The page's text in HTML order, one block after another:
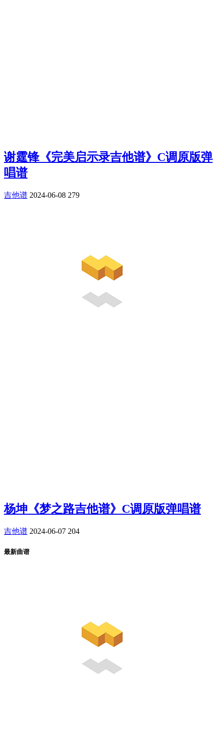
谢霆锋《完美启示录吉他谱》C调原版弹
唱谱
吉他谱 2024-06-08 279
杨坤《梦之路吉他谱》C调原版弹唱谱
吉他谱 2024-06-07 204
最新曲谱